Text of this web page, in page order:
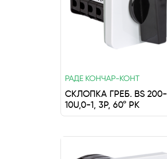
РАДЕ КОНЧАР-КОНТ
СКЛОПКА ГРЕБ. BS 200-
10U,0-1, 3P, 60° РК